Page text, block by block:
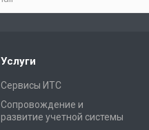
Услуги
Сервисы ИТС
Сопровождение и
развитие учетной системы